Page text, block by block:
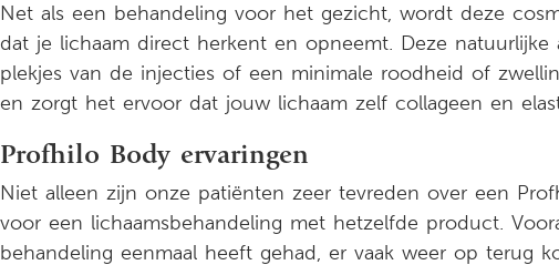
Net als een behandeling voor het gezicht, wordt deze
dat je lichaam direct herkent en opneemt. Deze
plekjes van de injecties of een minimale roodheid of
en zorgt het ervoor dat jouw lichaam zelf collageen en
Profhilo Body ervaringen
Niet alleen zijn onze patiënten zeer tevreden over een
voor een lichaamsbehandeling met hetzelfde product.
behandeling eenmaal heeft gehad, er vaak weer op terug